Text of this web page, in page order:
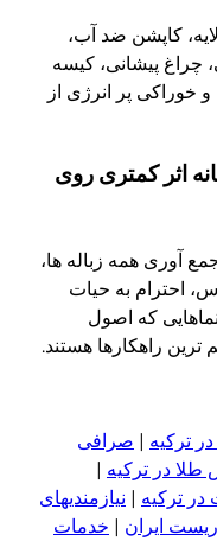
کاپشن ضد آب،
چراغ پیشانی، کیسه
خوراکی پر انرژی از
اثر کمتری روی
همه زباله ها،
احترام به حیات
که اصول
راهکارها هستند.
ترکیه | صرافی
در ترکیه |
در ترکیه | نیازمندیهای
ایران | خدمات